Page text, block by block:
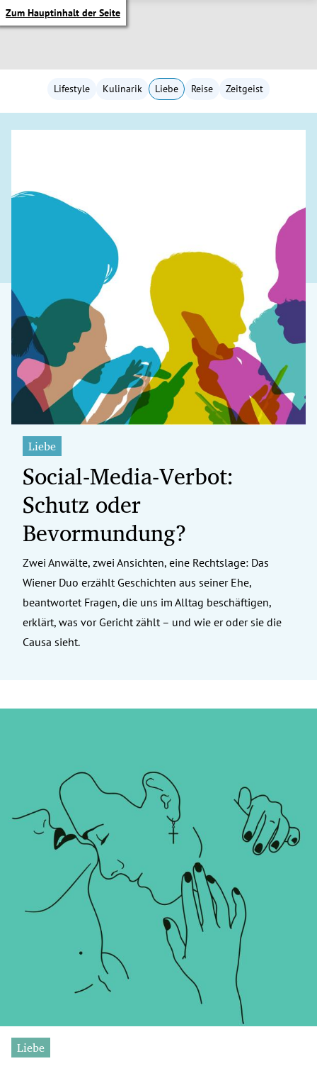
Zum Hauptinhalt der Seite
Untermenü
Untermenü
Untermenü
Untermenü
Untermenü
Untermenü
Untermenü
Untermenü
Untermenü
Untermenü
Lifestyle Kulinarik Liebe Reise Zeitgeist
Liebe
Social-Media-Verbot:
Schutz oder
Bevormundung?
Zwei Anwälte, zwei Ansichten, eine Rechtslage: Das
Wiener Duo erzählt Geschichten aus seiner Ehe,
beantwortet Fragen, die uns im Alltag beschäftigen,
erklärt, was vor Gericht zählt – und wie er oder sie die
Causa sieht.
Liebe